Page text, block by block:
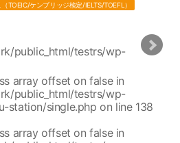
TOEIC/ケンブリッジ検定/IELTS/TOEFL）
public_html/testrs/wp-
public_html/testrs/wp-
station/single.php
public_html/testrs/wp-
station/single.php
public_html/testrs/wp-
array offset on false in
public_html/testrs/wp-
station/single.php on line 138
array offset on false in